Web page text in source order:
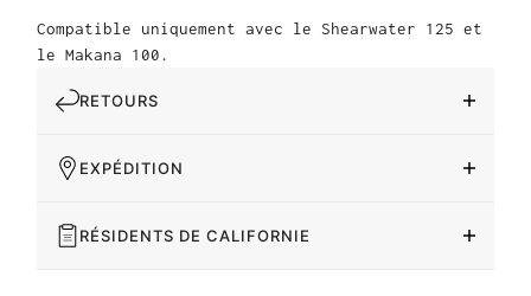
Compatible uniquement avec le Shearwater 125 et
le Makana 100.
RETOURS
EXPÉDITION
RÉSIDENTS DE CALIFORNIE